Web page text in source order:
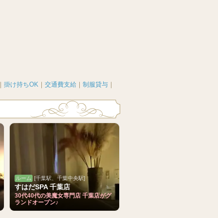
掛け持ちOK ｜ 交通費支給 ｜ 制服貸与 ｜
ルーム [千葉駅、千葉中央駅]
すはだSPA 千葉店
30代40代の美魔女専門店 千葉店がグ
ランドオープン♪